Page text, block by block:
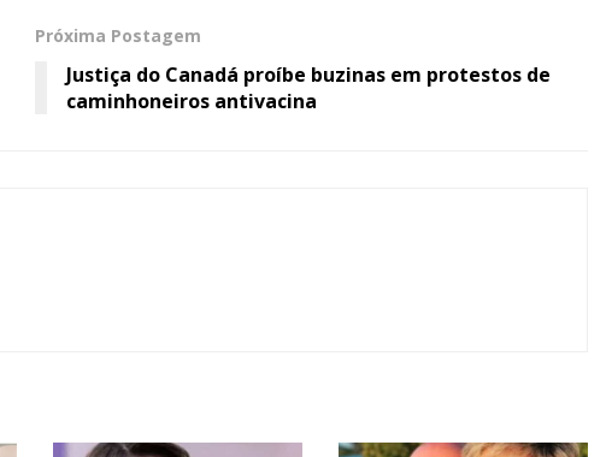
Próxima Postagem
Justiça do Canadá proíbe buzinas em protestos de
caminhoneiros antivacina